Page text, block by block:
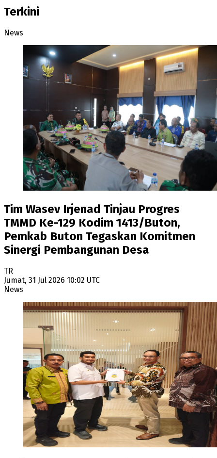
Terkini
News
Tim Wasev Irjenad Tinjau Progres
TMMD Ke-129 Kodim 1413/Buton,
Pemkab Buton Tegaskan Komitmen
Sinergi Pembangunan Desa
TR
Jumat, 31 Jul 2026 10:02 UTC
News